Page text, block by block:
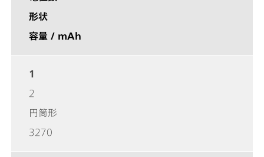
形状
容量 / mAh
1
2
円筒形
3270